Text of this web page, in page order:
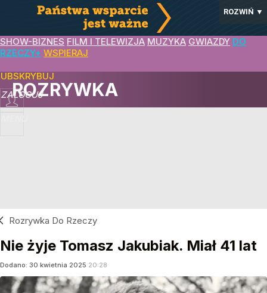
ROZWIŃ ▼
SHOW-BIZNES FILM I TELEWIZJA MUZYKA GWIAZDY DO
RZECZY+ WSPIERAJ
ZALOGUJ
ROZRYWKA
Rozrywka Do Rzeczy
Nie żyje Tomasz Jakubiak. Miał 41 lat
Dodano: 30 kwietnia 2025 20:28